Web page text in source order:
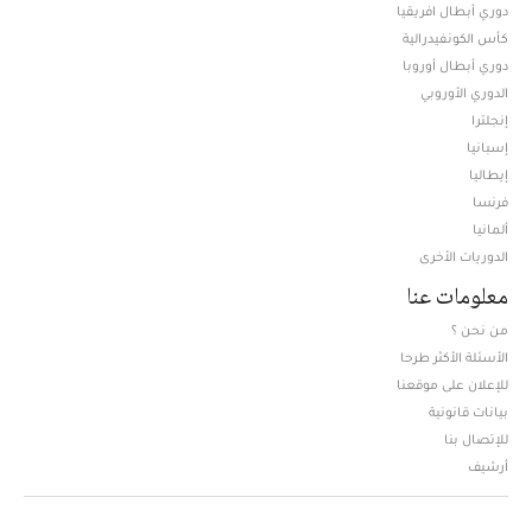
دوري أبطال افريقيا
كأس الكونفيدرالية
دوري أبطال أوروبا
الدوري الأوروبي
إنجلترا
إسبانيا
إيطاليا
فرنسا
ألمانيا
الدوريات الأخرى
معلومات عنا
من نحن ؟
الأسئلة الأكثر طرحا
للإعلان على موقعنا
بيانات قانونية
للإتصال بنا
أرشيف